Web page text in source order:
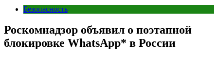
Безопасность
Роскомнадзор объявил о поэтапной
блокировке WhatsApp* в России